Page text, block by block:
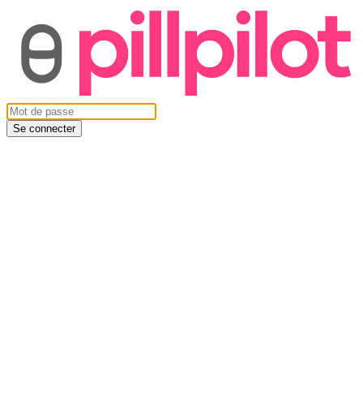
Se connecter